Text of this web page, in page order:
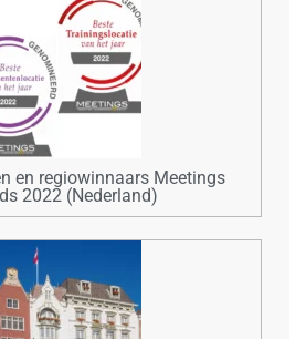
en regiowinnaars Meetings
2022 (Nederland)